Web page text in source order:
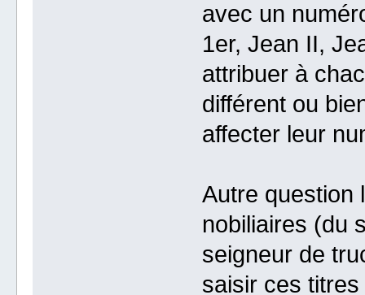
avec un
1er, Jean II,
attribuer à
différent ou
affecter leur
Autre question
nobiliaires (du
seigneur de
saisir ces